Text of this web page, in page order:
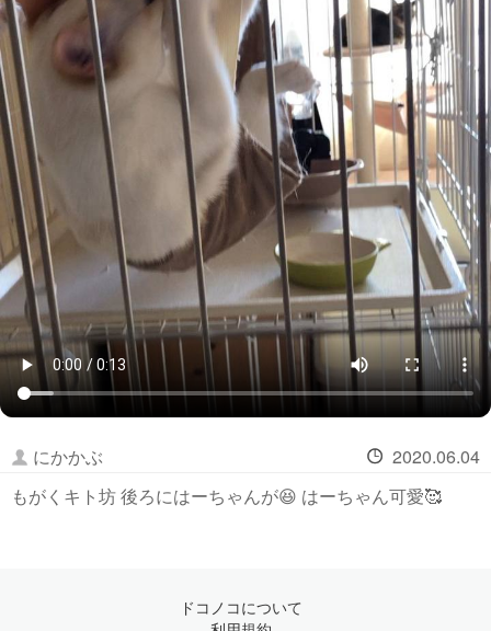
にかかぶ
2020.06.04
もがくキト坊 後ろにはーちゃんが😆 はーちゃん可愛🥰
ドコノコについて